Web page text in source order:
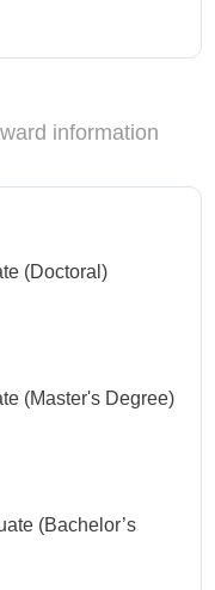
information
(Doctoral)
(Master's Degree)
(Bachelor’s